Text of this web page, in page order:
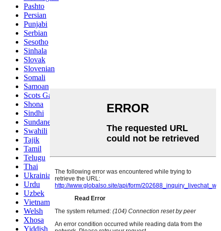
Pashto
Persian
Punjabi
Serbian
Sesotho
Sinhala
Slovak
Slovenian
Somali
Samoan
Scots Gaelic
Shona
Sindhi
Sundanese
Swahili
Tajik
Tamil
Telugu
Thai
Ukrainian
Urdu
Uzbek
Vietnamese
Welsh
Xhosa
Yiddish